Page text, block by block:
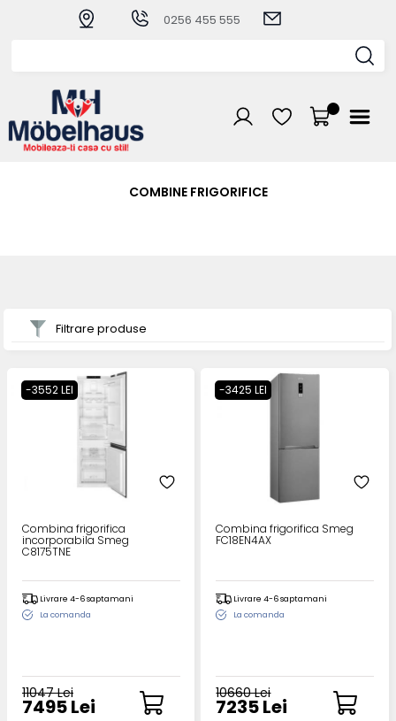
0256 455 555
COMBINE FRIGORIFICE
Filtrare produse
-3552 LEI
Combina frigorifica
incorporabila Smeg
C8175TNE
Livrare 4-6 saptamani
La comanda
11047 Lei
7495 Lei
-3425 LEI
Combina frigorifica Smeg
FC18EN4AX
Livrare 4-6 saptamani
La comanda
10660 Lei
7235 Lei